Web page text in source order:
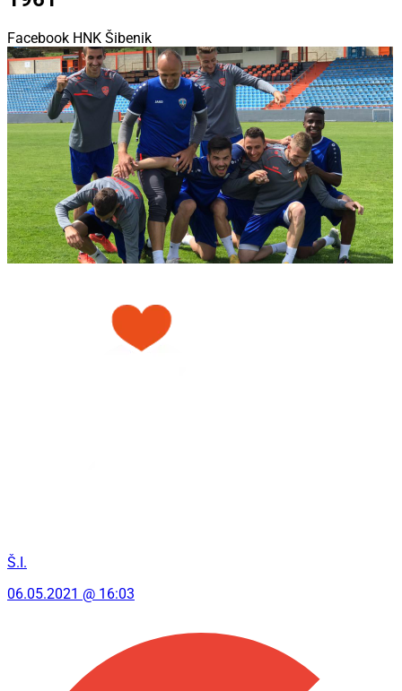
Facebook HNK Šibenik
Š.I.
06.05.2021 @ 16:03